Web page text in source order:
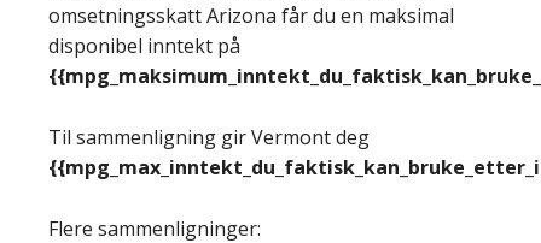
omsetningsskatt Arizona får du en maksimal
disponibel inntekt på
Til sammenligning gir Vermont deg
Flere sammenligninger: